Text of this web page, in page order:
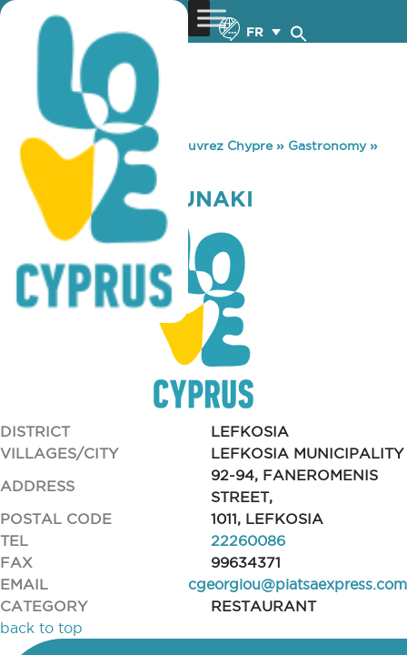
FR
You are here: Home »Découvrez Chypre» Gastronomy»
PIAZZA GOUROUNAKI
PIAZZA GOUROUNAKI
DISTRICT
LEFKOSIA
VILLAGES/CITY
LEFKOSIA MUNICIPALITY
ADDRESS
92-94, FANEROMENIS
STREET,
POSTAL CODE
1011, LEFKOSIA
TEL
22260086
FAX
99634371
EMAIL
cgeorgiou@piatsaexpress.com
CATEGORY
RESTAURANT
back to top